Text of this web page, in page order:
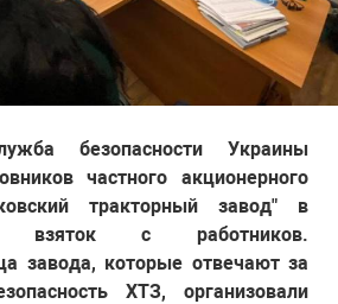
безопасности Украины
частного акционерного
тракторный завод" в
взяток с работников.
завода, которые отвечают за
ХТЗ, организовали